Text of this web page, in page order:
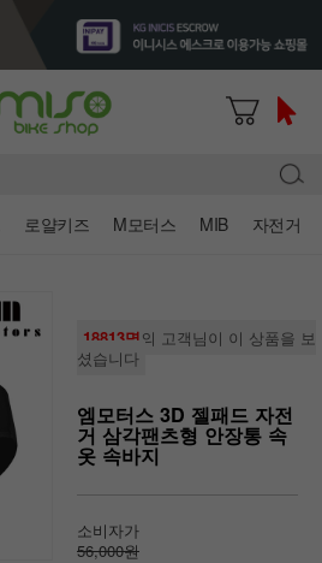
로얄키즈 M모터스 MIB 자전거
18813명의 고객님이 이 상품을 보
셨습니다
엠모터스 3D 젤패드 자전
거 삼각팬츠형 안장통 속
옷 속바지
소비자가
56,000원